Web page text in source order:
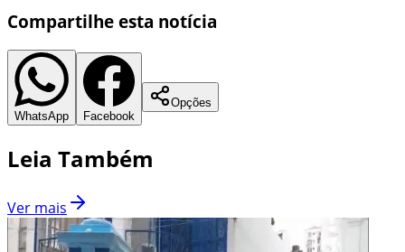
Compartilhe esta notícia
WhatsApp Facebook
Opções
Leia Também
Ver mais